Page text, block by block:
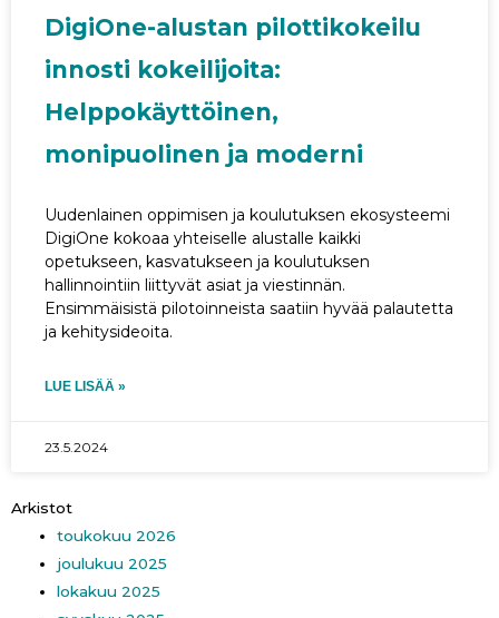
DigiOne-alustan pilottikokeilu
innosti kokeilijoita:
Helppokäyttöinen,
monipuolinen ja moderni
Uudenlainen oppimisen ja koulutuksen ekosysteemi
DigiOne kokoaa yhteiselle alustalle kaikki
opetukseen, kasvatukseen ja koulutuksen
hallinnointiin liittyvät asiat ja viestinnän.
Ensimmäisistä pilotoinneista saatiin hyvää palautetta
ja kehitysideoita.
LUE LISÄÄ »
23.5.2024
Arkistot
toukokuu 2026
joulukuu 2025
lokakuu 2025